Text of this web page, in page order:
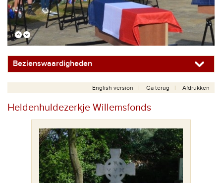
Bezienswaardigheden
English version Ga terug Afdrukken
Heldenhuldezerkje Willemsfonds